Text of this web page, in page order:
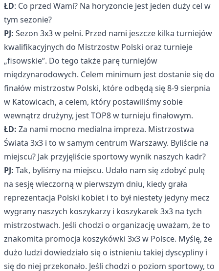
ŁD: Co przed Wami? Na horyzoncie jest jeden duży cel w
tym sezonie?
PJ: Sezon 3x3 w pełni. Przed nami jeszcze kilka turniejów
kwalifikacyjnych do Mistrzostw Polski oraz turnieje
„fisowskie”. Do tego także parę turniejów
międzynarodowych. Celem minimum jest dostanie się do
finałów mistrzostw Polski, które odbędą się 8-9 sierpnia
w Katowicach, a celem, który postawiliśmy sobie
wewnątrz drużyny, jest TOP8 w turnieju finałowym.
ŁD: Za nami mocno medialna impreza. Mistrzostwa
Świata 3x3 i to w samym centrum Warszawy. Byliście na
miejscu? Jak przyjęliście sportowy wynik naszych kadr?
PJ: Tak, byliśmy na miejscu. Udało nam się zdobyć pulę
na sesję wieczorną w pierwszym dniu, kiedy grała
reprezentacja Polski kobiet i to był niestety jedyny mecz
wygrany naszych koszykarzy i koszykarek 3x3 na tych
mistrzostwach. Jeśli chodzi o organizację uważam, że to
znakomita promocja koszykówki 3x3 w Polsce. Myślę, że
dużo ludzi dowiedziało się o istnieniu takiej dyscypliny i
się do niej przekonało. Jeśli chodzi o poziom sportowy, to